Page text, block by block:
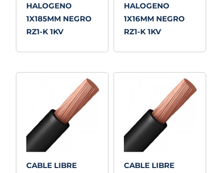
HALOGENO
1X185MM NEGRO
RZ1-K 1KV
HALOGENO
1X16MM NEGRO
RZ1-K 1KV
CABLE LIBRE
CABLE LIBRE